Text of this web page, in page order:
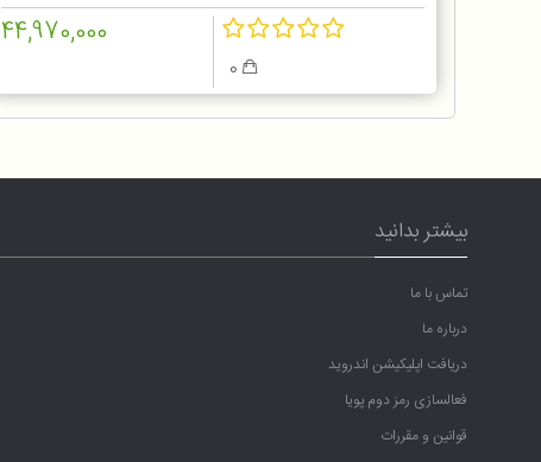
44,970,000
بیشتر بدانید
تماس با ما
درباره ما
دریافت اپلیکیشن اندروید
فعالسازی رمز دوم پویا
قوانین و مقررات